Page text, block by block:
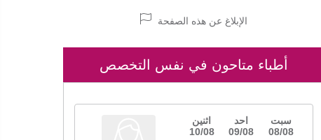
الإبلاغ عن هذه الصفحة
أطباء متاحون في نفس التخصص
سبت
08/08
احد
09/08
اثنين
10/08